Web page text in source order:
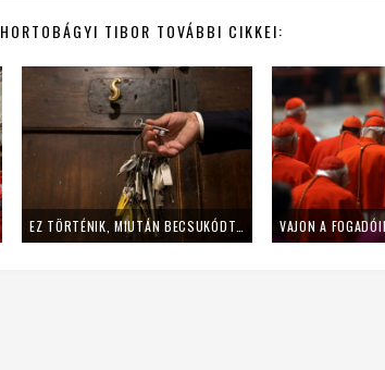
HORTOBÁGYI TIBOR TOVÁBBI CIKKEI: